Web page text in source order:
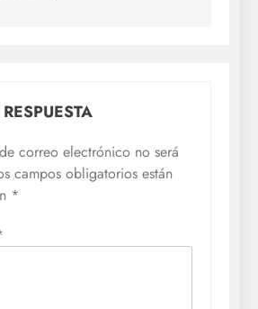
correo electrónico no será
campos obligatorios están
*